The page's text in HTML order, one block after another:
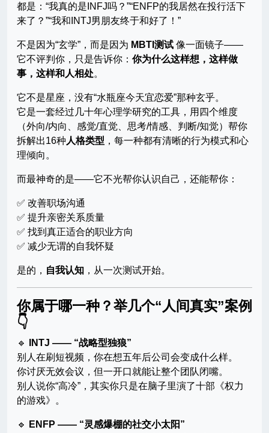
都是：“我真的是INFJ吗？”“ENFP的我居然在投行活下
来了？”“我和INTJ男朋友终于和好了！”
不是因为“玄学”，而是因为 MBTI测试 像一面镜子——
它不评判你，只是告诉你： 你为什么这样想，这样做
事，这样和人相处。
它不是星座，没有“水瓶座今天宜恋爱”那种玄乎。
它是一套经过几十年心理学研究的工具，用四个维度
（外向/内向、感觉/直觉、思考/情感、判断/知觉）帮你
拆解出16种 人格类型 ，每一种都有清晰的行为模式和心
理倾向。
而最神奇的是——它不光帮你认识自己，还能帮你：
✅ 改善职场沟通
✅ 提升亲密关系质量
✅ 找到真正适合的职业方向
✅ 减少无谓的自我怀疑
是的， 自我认知 ，从一次测试开始。
你属于哪一种？举几个“人间真实”案例
👇
🔹
INTJ —— “战略型独狼”
别人在刷短视频，你在想五年后公司会变成什么样。
你讨厌无效会议，但一开口就能让整个团队闭嘴。
别人说你“高冷”，其实你只是在脑子里演了十部《权力
的游戏》。
🔹
ENFP —— “灵感爆棚的社交小太阳”